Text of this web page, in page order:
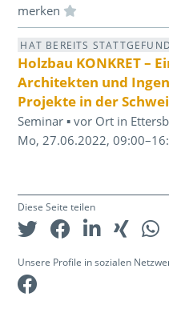
Einloggen und Merkliste
HAT BEREITS
Holzbau KONKRET –
Architekten und
Projekte in der
Seminar ▪ vor Ort in
Mo, 27.06.2022,
Diese Seite teilen
Unsere Profile in sozialen